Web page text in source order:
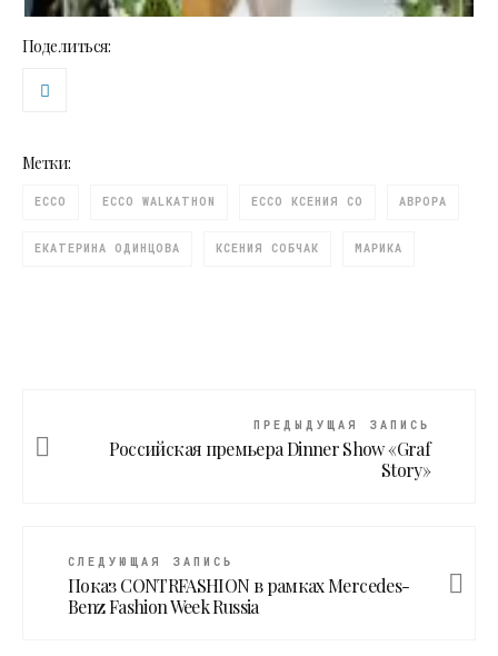
Поделиться:
Метки:
ECCO ECCO WALKATHON ECCO КСЕНИЯ СО АВРОРА
ЕКАТЕРИНА ОДИНЦОВА КСЕНИЯ СОБЧАК МАРИКА
ПРЕДЫДУЩАЯ ЗАПИСЬ
Российская премьера Dinner Show «Graf
Story»
СЛЕДУЮЩАЯ ЗАПИСЬ
Показ CONTRFASHION в рамках Mercedes-
Benz Fashion Week Russia